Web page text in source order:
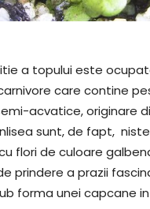
a topului este
care contine
acvatice, originare
sunt, de fapt,
flori de culoare
prindere a prazii
forma unei capcane